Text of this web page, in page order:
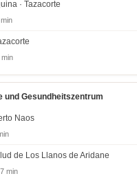
· Tazacorte
min
min
und Gesundheitszentrum
Naos
de Los Llanos de Aridane
min